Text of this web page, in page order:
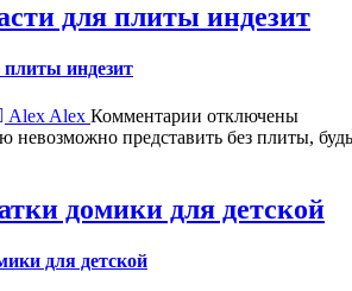
для плиты индезит
плиты индезит
Alex Alex Комментарии к
записи
индезит
отключены
представить без плиты,
домики для детской
для детской